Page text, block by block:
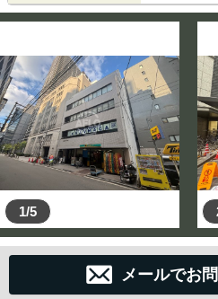
1/5
メールでお